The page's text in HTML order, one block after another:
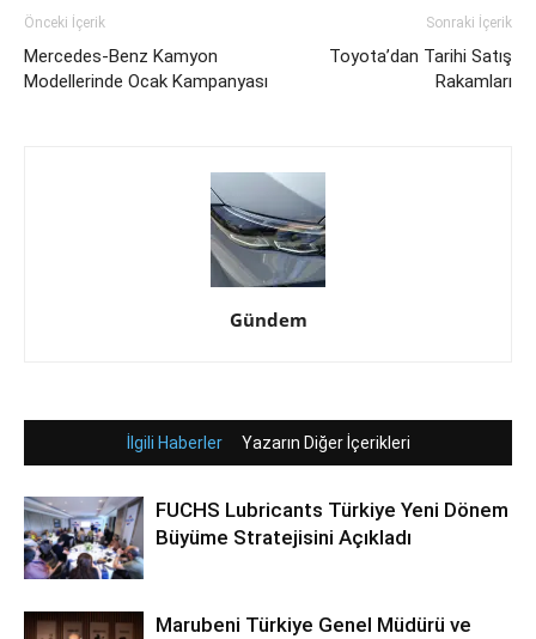
Önceki İçerik
Mercedes-Benz Kamyon
Modellerinde Ocak Kampanyası
Sonraki İçerik
Toyota’dan Tarihi Satış
Rakamları
Gündem
İlgili Haberler Yazarın Diğer İçerikleri
FUCHS Lubricants Türkiye Yeni Dönem
Büyüme Stratejisini Açıkladı
Marubeni Türkiye Genel Müdürü ve